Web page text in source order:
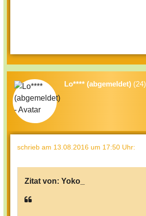
Lo**** (abgemeldet) (24)
schrieb am 13.08.2016 um 17:50 Uhr:
Zitat von: Yoko_